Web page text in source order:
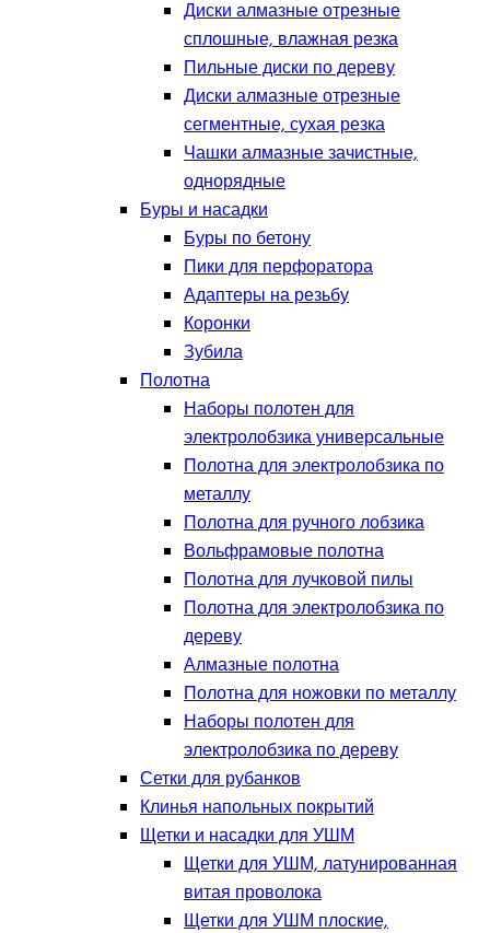
Диски алмазные отрезные
сплошные, влажная резка
Пильные диски по дереву
Диски алмазные отрезные
сегментные, сухая резка
Чашки алмазные зачистные,
однорядные
Буры и насадки
Буры по бетону
Пики для перфоратора
Адаптеры на резьбу
Коронки
Зубила
Полотна
Наборы полотен для
электролобзика универсальные
Полотна для электролобзика по
металлу
Полотна для ручного лобзика
Вольфрамовые полотна
Полотна для лучковой пилы
Полотна для электролобзика по
дереву
Алмазные полотна
Полотна для ножовки по металлу
Наборы полотен для
электролобзика по дереву
Сетки для рубанков
Клинья напольных покрытий
Щетки и насадки для УШМ
Щетки для УШМ, латунированная
витая проволока
Щетки для УШМ плоские,